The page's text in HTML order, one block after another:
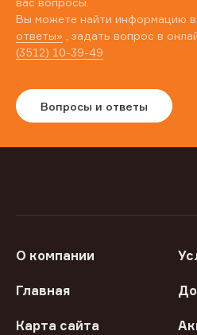
Вы можете найти информацию
ответы» , задать вопрос в
(3512) 10-39-49
Вопросы и ответы
О компании
Главная
Карта сайта